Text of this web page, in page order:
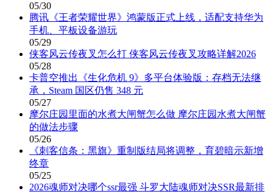
05/30
腾讯《王者荣耀世界》鸿蒙版正式上线，适配支持华为
手机、平板设备游玩
05/29
侠客风云传夜叉怎么打 侠客风云传夜叉攻略详解2026
05/28
卡普空推出《生化危机 9》多平台体验版：存档无法继
承，Steam 国区仍售 348 元
05/27
摩尔庄园里面的水煮大闸蟹怎么做 摩尔庄园水煮大闸蟹
的做法步骤
05/26
《刺客信条：黑旗》重制版结局将调整，育碧暗示新增
终章
05/25
2026魂师对决哪个ssr最强 斗罗大陆魂师对决SSR最新排